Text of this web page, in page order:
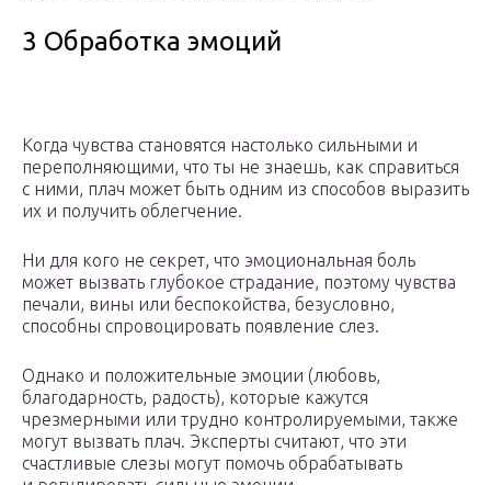
3 Обработка эмоций
Когда чувства становятся настолько сильными и
переполняющими, что ты не знаешь, как справиться
с ними, плач может быть одним из способов выразить
их и получить облегчение.
Ни для кого не секрет, что эмоциональная боль
может вызвать глубокое страдание, поэтому чувства
печали, вины или беспокойства, безусловно,
способны спровоцировать появление слез.
Однако и положительные эмоции (любовь,
благодарность, радость), которые кажутся
чрезмерными или трудно контролируемыми, также
могут вызвать плач. Эксперты считают, что эти
счастливые слезы могут помочь обрабатывать